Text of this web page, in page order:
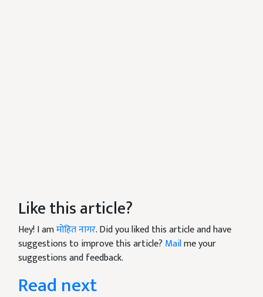
Like this article?
Hey! I amमोहित नागर. Did you liked this article and have
suggestions to improve this article? Mailme your
suggestions and feedback.
Read next